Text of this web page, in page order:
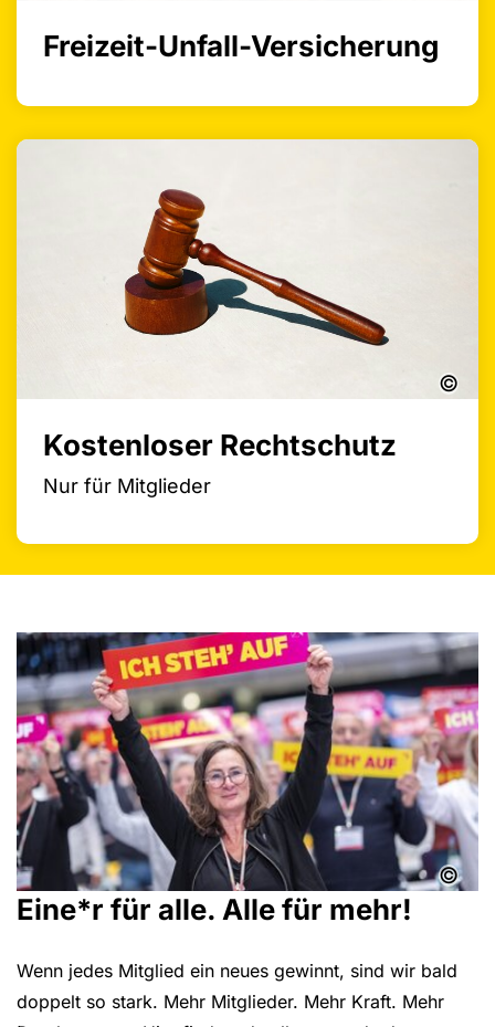
Freizeit-Unfall-Versicherung
©
Kostenloser Rechtschutz
Nur für Mitglieder
©
Eine*r für alle. Alle für mehr!
Wenn jedes Mitglied ein neues gewinnt, sind wir bald
doppelt so stark. Mehr Mitglieder. Mehr Kraft. Mehr